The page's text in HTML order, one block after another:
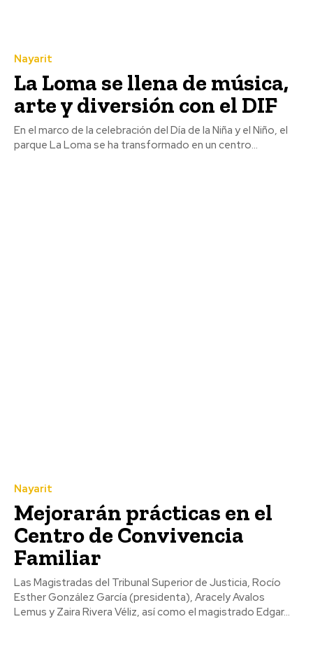
Nayarit
La Loma se llena de música,
arte y diversión con el DIF
En el marco de la celebración del Día de la Niña y el Niño, el
parque La Loma se ha transformado en un centro...
Nayarit
Mejorarán prácticas en el
Centro de Convivencia
Familiar
Las Magistradas del Tribunal Superior de Justicia, Rocío
Esther González García (presidenta), Aracely Avalos
Lemus y Zaira Rivera Véliz, así como el magistrado Edgar...